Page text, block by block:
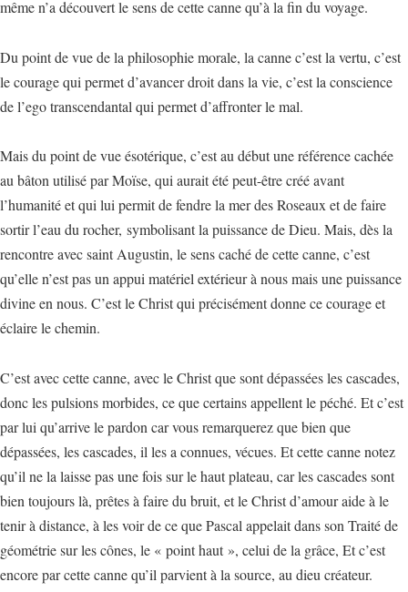
même n’a découvert le sens de cette canne qu’à la fin du voyage.
Du point de vue de la philosophie morale, la canne c’est la vertu, c’est
le courage qui permet d’avancer droit dans la vie, c’est la conscience
de l’ego transcendantal qui permet d’affronter le mal.
Mais du point de vue ésotérique, c’est au début une référence cachée
au bâton utilisé par Moïse, qui aurait été peut-être créé avant
l’humanité et qui lui permit de fendre la mer des Roseaux et de faire
sortir l’eau du rocher, symbolisant la puissance de Dieu. Mais, dès la
rencontre avec saint Augustin, le sens caché de cette canne, c’est
qu’elle n’est pas un appui matériel extérieur à nous mais une puissance
divine en nous. C’est le Christ qui précisément donne ce courage et
éclaire le chemin.
C’est avec cette canne, avec le Christ que sont dépassées les cascades,
donc les pulsions morbides, ce que certains appellent le péché. Et c’est
par lui qu’arrive le pardon car vous remarquerez que bien que
dépassées, les cascades, il les a connues, vécues. Et cette canne notez
qu’il ne la laisse pas une fois sur le haut plateau, car les cascades sont
bien toujours là, prêtes à faire du bruit, et le Christ d’amour aide à le
tenir à distance, à les voir de ce que Pascal appelait dans son Traité de
géométrie sur les cônes, le « point haut », celui de la grâce, Et c’est
encore par cette canne qu’il parvient à la source, au dieu créateur.